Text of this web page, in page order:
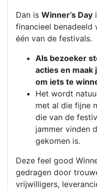
Dan is Winner’s Day
financieel benadeeld
één van de festivals.
Als bezoeker
acties en maak
om iets te
Het wordt
met al die fijne
die van de
jammer vinden
gekomen is.
Deze feel good
gedragen door
vrijwilligers,